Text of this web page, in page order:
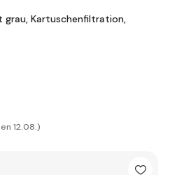
grau, Kartuschenfiltration,
12.08.)